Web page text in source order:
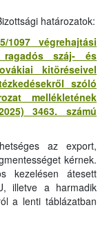
határozatok:
végrehajtási
száj- és
kitöréseivel
szóló
mellékletének
3463. számú
az export,
kérnek.
kezelésen átesett
illetve a harmadik
a lenti táblázatban